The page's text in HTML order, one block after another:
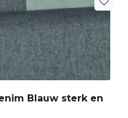
Blauw sterk en